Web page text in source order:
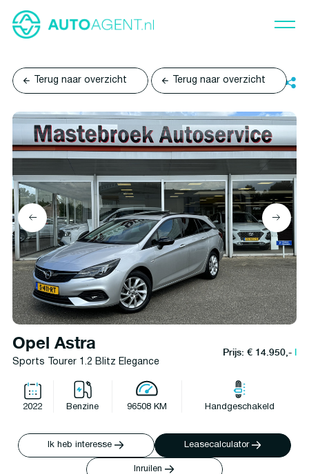
Terug naar overzicht Terug naar overzicht
Opel Astra
Sports Tourer 1.2 Blitz Elegance
Prijs: € 14.950,-l
2022 Benzine 96508 KM Handgeschakeld
Ik heb interesse Leasecalculator
Inruilen